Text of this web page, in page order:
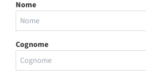
Nome
Cognome